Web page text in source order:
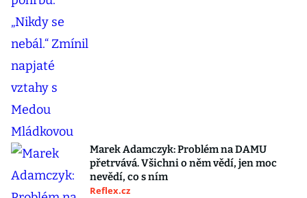
Marek Adamczyk: Problém na DAMU
přetrvává. Všichni o něm vědí, jen moc
nevědí, co s ním
Reflex.cz